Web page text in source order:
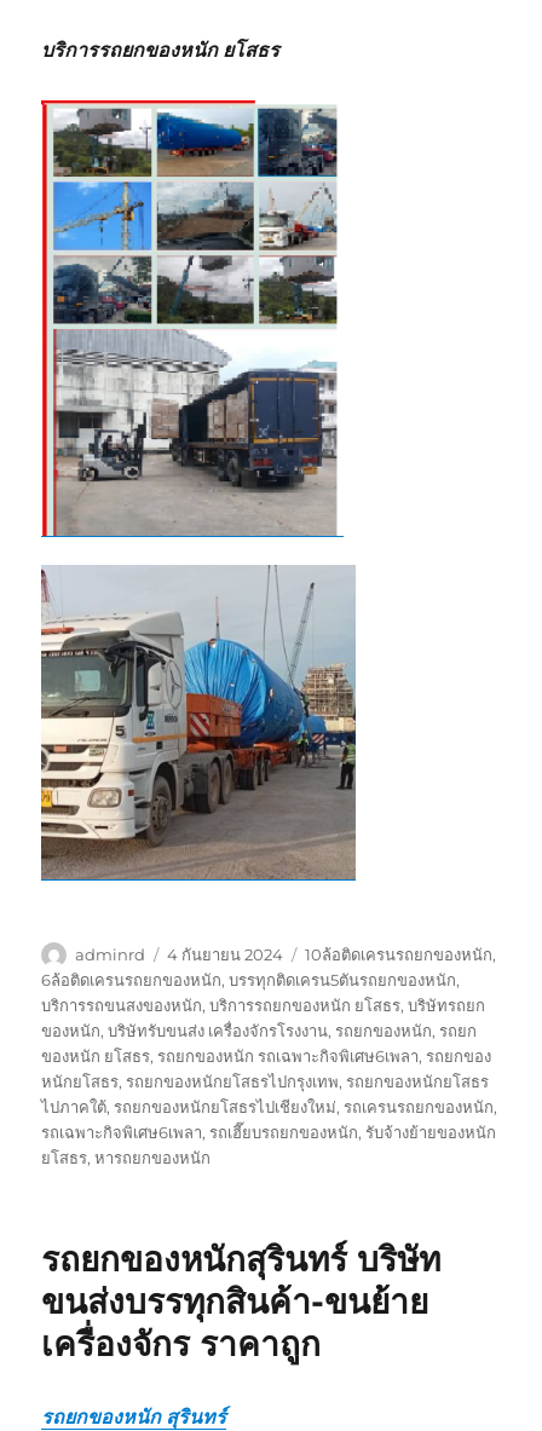
บริการรถยกของหนัก ยโสธร
ผู้
เขียน
adminrd
เขียน
เมื่อ
4 กันยายน 2024
ป้าย
กำกับ
10ล้อติดเครนรถยกของหนัก,
6ล้อติดเครนรถยกของหนัก,บรรทุกติดเครน5ตันรถยกของหนัก,
บริการรถขนสงของหนัก,บริการรถยกของหนัก ยโสธร,บริษัทรถยก
ของหนัก,บริษัทรับขนส่ง เครื่องจักรโรงงาน,รถยกของหนัก,รถยก
ของหนัก ยโสธร,รถยกของหนัก รถเฉพาะกิจพิเศษ6เพลา,รถยกของ
หนักยโสธร,รถยกของหนักยโสธรไปกรุงเทพ,รถยกของหนักยโสธร
ไปภาคใต้,รถยกของหนักยโสธรไปเชียงใหม่,รถเครนรถยกของหนัก,
รถเฉพาะกิจพิเศษ6เพลา,รถเฮี๊ยบรถยกของหนัก,รับจ้างย้ายของหนัก
ยโสธร,หารถยกของหนัก
รถยกของหนักสุรินทร์ บริษัท
ขนส่งบรรทุกสินค้า-ขนย้าย
เครื่องจักร ราคาถูก
รถยกของหนัก สุรินทร์